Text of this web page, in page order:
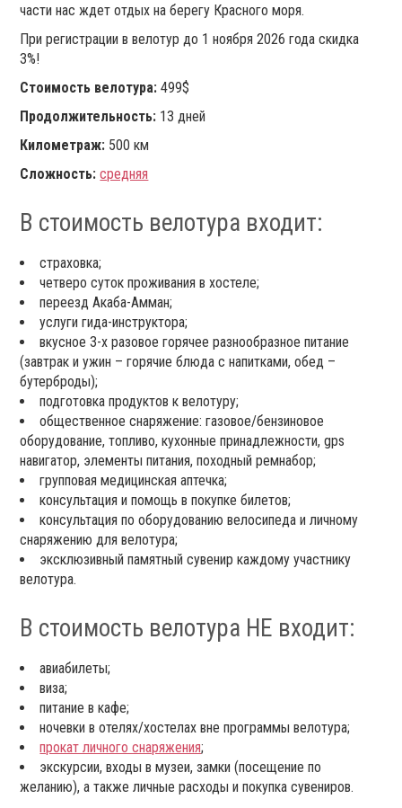
части нас ждет отдых на берегу Красного моря.
При регистрации в велотур до 1 ноября 2026 года скидка
3%!
Стоимость велотура: 499$
Продолжительность: 13 дней
Километраж: 500 км
Сложность: средняя
В стоимость велотура входит:
страховка;
четверо суток проживания в хостеле;
переезд Акаба-Амман;
услуги гида-инструктора;
вкусное 3-х разовое горячее разнообразное питание
(завтрак и ужин – горячие блюда с напитками, обед –
бутерброды);
подготовка продуктов к велотуру;
общественное снаряжение: газовое/бензиновое
оборудование, топливо, кухонные принадлежности, gps
навигатор, элементы питания, походный ремнабор;
групповая медицинская аптечка;
консультация и помощь в покупке билетов;
консультация по оборудованию велосипеда и личному
снаряжению для велотура;
эксклюзивный памятный сувенир каждому участнику
велотура.
В стоимость велотура НЕ входит:
авиабилеты;
виза;
питание в кафе;
ночевки в отелях/хостелах вне программы велотура;
прокат личного снаряжения;
экскурсии, входы в музеи, замки (посещение по
желанию), а также личные расходы и покупка сувениров.